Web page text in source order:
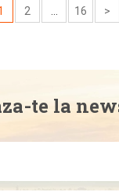
2 16 >
te la